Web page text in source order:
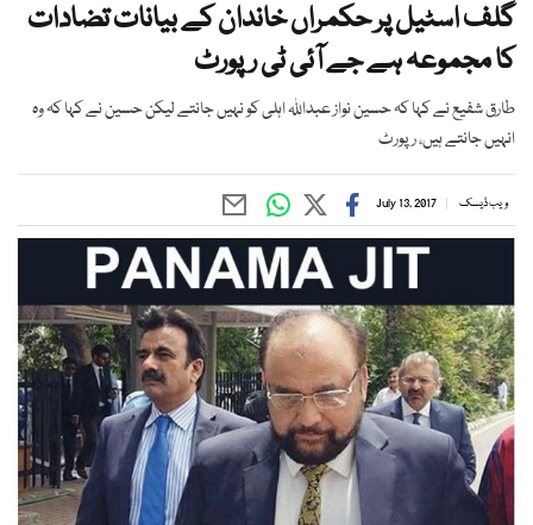
گلف اسٹیل پر حکمراں خاندان کے بیانات تضادات
کا مجموعہ ہے جے آئی ٹی رپورٹ
طارق شفیع نے کہا کہ حسین نواز عبداللہ اہلی کو نہیں جانتے لیکن حسین نے کہا کہ وہ
انہیں جانتے ہیں، رپورٹ
ویب ڈیسک July 13, 2017